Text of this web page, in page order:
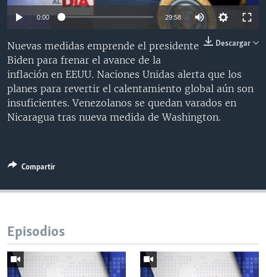
VENEZUELA
NICARAGUA
ECONOMÍA
DEPORTES
CIENCIA Y SALUD
AUDIOS
FORO INTERAMERICANO
VISIÓN 360
LAS CLAVES
AVANCE INFORMATIVO
AUDIONOTICIAS
BUENOS DÍAS AMÉRICA
NOTA ECONÓMICA
ENTRETENIMIENTO
DIRECT
DOCUMENTALES DE LA VOA
SÍGANOS
0:00 29:58
Descargar
Nuevas medidas emprende el presidente
Biden para frenar el avance de la
inflación en EEUU. Naciones Unidas alerta que los
planes para revertir el calentamiento global aún son
insuficientes. Venezolanos se quedan varados en
Nicaragua tras nueva medida de Washington.
Compartir
Episodios